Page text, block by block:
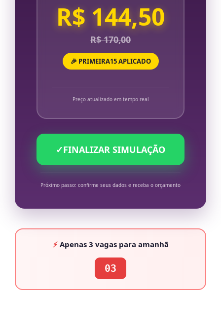
R$ 144,50
R$ 170,00
🎉 PRIMEIRA15 APLICADO
Preço atualizado em tempo real
✓FINALIZAR SIMULAÇÃO
Próximo passo: confirme seus dados e receba o orçamento
⚡Apenas 3 vagaspara amanhã
03